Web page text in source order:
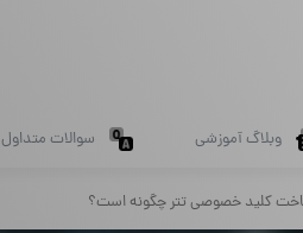
وبلاگ آموزشی سوالات متداول
کلید خصوصی تتر چگونه است؟